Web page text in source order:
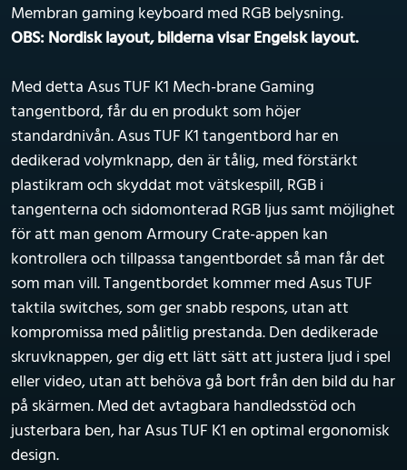
Membran gaming keyboard med RGB belysning.
OBS: Nordisk layout, bilderna visar Engelsk layout.
Med detta Asus TUF K1 Mech-brane Gaming
tangentbord, får du en produkt som höjer
standardnivån. Asus TUF K1 tangentbord har en
dedikerad volymknapp, den är tålig, med förstärkt
plastikram och skyddat mot vätskespill, RGB i
tangenterna och sidomonterad RGB ljus samt möjlighet
för att man genom Armoury Crate-appen kan
kontrollera och tillpassa tangentbordet så man får det
som man vill. Tangentbordet kommer med Asus TUF
taktila switches, som ger snabb respons, utan att
kompromissa med pålitlig prestanda. Den dedikerade
skruvknappen, ger dig ett lätt sätt att justera ljud i spel
eller video, utan att behöva gå bort från den bild du har
på skärmen. Med det avtagbara handledsstöd och
justerbara ben, har Asus TUF K1 en optimal ergonomisk
design.